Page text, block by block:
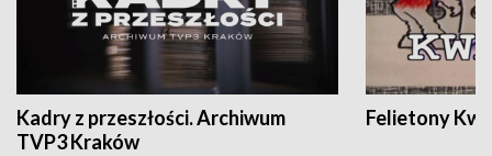
Kadry z przeszłości. Archiwum
TVP3 Kraków
Felietony